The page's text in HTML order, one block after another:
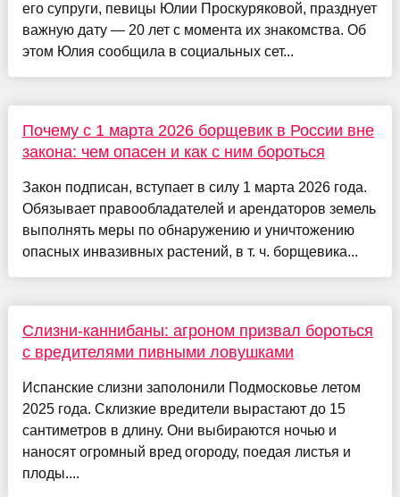
его супруги, певицы Юлии Проскуряковой, празднует
важную дату — 20 лет с момента их знакомства. Об
этом Юлия сообщила в социальных сет...
Почему с 1 марта 2026 борщевик в России вне
закона: чем опасен и как с ним бороться
Закон подписан, вступает в силу 1 марта 2026 года.
Обязывает правообладателей и арендаторов земель
выполнять меры по обнаружению и уничтожению
опасных инвазивных растений, в т. ч. борщевика...
Слизни-каннибаны: агроном призвал бороться
с вредителями пивными ловушками
Испанские слизни заполонили Подмосковье летом
2025 года. Склизкие вредители вырастают до 15
сантиметров в длину. Они выбираются ночью и
наносят огромный вред огороду, поедая листья и
плоды....